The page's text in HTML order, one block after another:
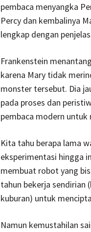
pembaca menyangka
Percy dan kembalinya
lengkap dengan
Frankenstein
karena Mary tidak
monster tersebut. Dia
pada proses dan
pembaca modern
Kita tahu berapa lama
eksperimentasi hingga
membuat robot yang
tahun bekerja sendirian
kuburan) untuk
Namun kemustahilan